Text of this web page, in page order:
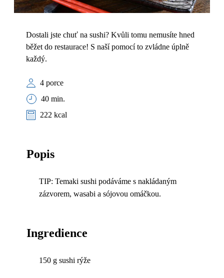
Dostali jste chuť na sushi? Kvůli tomu nemusíte hned
běžet do restaurace! S naší pomocí to zvládne úplně
každý.
4 porce
40 min.
222 kcal
Popis
TIP: Temaki sushi podáváme s nakládaným
zázvorem, wasabi a sójovou omáčkou.
Ingredience
150 g sushi rýže